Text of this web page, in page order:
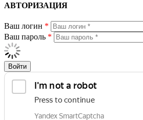
АВТОРИЗАЦИЯ
Ваш логин *
Ваш пароль *
Войти